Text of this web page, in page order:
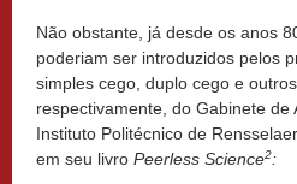
Não obstante, já desde os anos
poderiam ser introduzidos pelos
simples cego, duplo cego e
respectivamente, do Gabinete
Instituto Politécnico de
em seu livro Peerless Science2: